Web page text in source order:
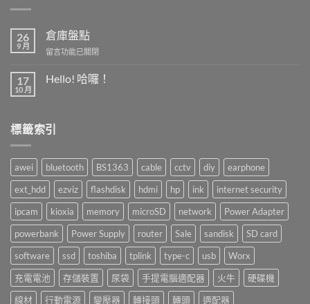
26
9 月
倉庫盤點
在
庫
盤
留言功能已關閉
17
10 月
Hello! 哈囉！
中
標籤索引
awei bluetooth BS1363 cable cctv diy
earphone
ext_hdd
ezviz flashdisk hdmi hp ink
internet security
ipcam
kioxia memory microSD network
Power Adapter
powerbank
Power Supply router Sale sandisk
SD card
software
ssd toshiba tplink type-c usb
Worx
充電電池
存儲裝置 尿袋 手提電腦適配器 火牛
硬碟機
線材
行動電源 變壓器 轉接頭 轉頭 適配器